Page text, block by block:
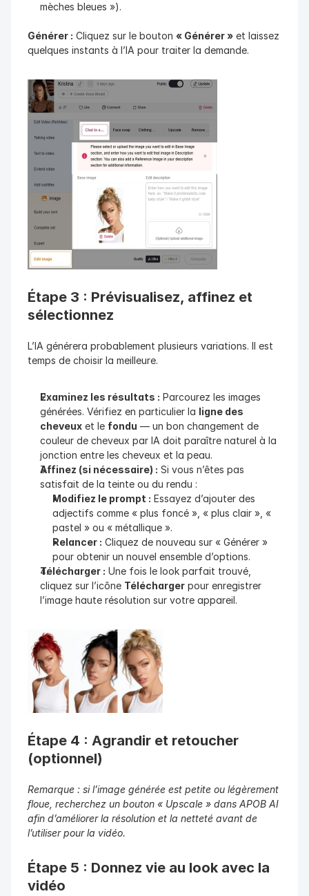
mèches bleues »).
Générer : Cliquez sur le bouton « Générer » et laissez
quelques instants à l’IA pour traiter la demande.
Étape 3 : Prévisualisez, affinez et
sélectionnez
L’IA générera probablement plusieurs variations. Il est
temps de choisir la meilleure.
Examinez les résultats : Parcourez les images
générées. Vérifiez en particulier la ligne des
cheveux et le fondu — un bon changement de
couleur de cheveux par IA doit paraître naturel à la
jonction entre les cheveux et la peau.
Affinez (si nécessaire) : Si vous n’êtes pas
satisfait de la teinte ou du rendu :
Modifiez le prompt : Essayez d’ajouter des
adjectifs comme « plus foncé », « plus clair », «
pastel » ou « métallique ».
Relancer : Cliquez de nouveau sur « Générer »
pour obtenir un nouvel ensemble d’options.
Télécharger : Une fois le look parfait trouvé,
cliquez sur l’icône Télécharger pour enregistrer
l’image haute résolution sur votre appareil.
Étape 4 : Agrandir et retoucher
(optionnel)
Remarque : si l’image générée est petite ou légèrement
floue, recherchez un bouton « Upscale » dans APOB AI
afin d’améliorer la résolution et la netteté avant de
l’utiliser pour la vidéo.
Étape 5 : Donnez vie au look avec la
vidéo